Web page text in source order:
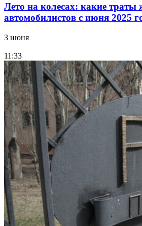
Лето на колесах: какие траты
автомобилистов с июня 2025
3 июня
11:33